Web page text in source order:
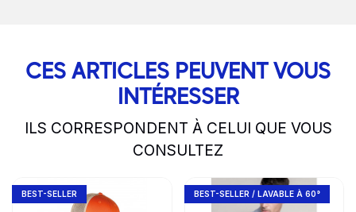
CES ARTICLES PEUVENT VOUS
INTÉRESSER
ILS CORRESPONDENT À CELUI QUE VOUS
CONSULTEZ
slide1 to 2of 5
BEST-SELLER
Go to product page BEST-SELLER / LAVABLE À 60°
Go to product page